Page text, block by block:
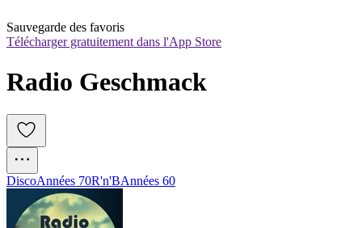
Sauvegarde des favoris
Télécharger gratuitement dans l'App Store
Radio Geschmack
DiscoAnnées 70R'n'BAnnées 60